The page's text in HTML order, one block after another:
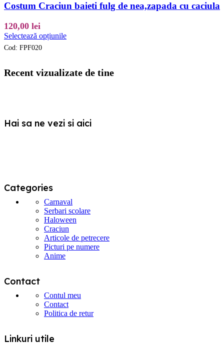
Costum Craciun baieti fulg de nea,zapada cu caciula
120,00 lei
Selectează opțiunileAcest
multe
în
Cod: FPF020
Recent vizualizate de tine
Hai sa ne vezi si aici
Categories
Carnaval
Serbari scolare
Haloween
Craciun
Articole de petrecere
Picturi pe numere
Anime
Contact
Contul meu
Contact
Politica de retur
Linkuri utile